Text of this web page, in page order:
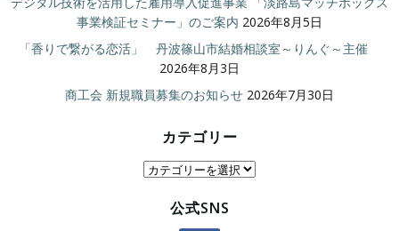
事業検証セミナー」のご案内 2026年8月5日
「香りで繋がる恋活」 丹波篠山市結婚相談室～りんぐ～主催
2026年8月3日
商工会 新規職員募集のお知らせ 2026年7月30日
カテゴリー
カ
公式SNS